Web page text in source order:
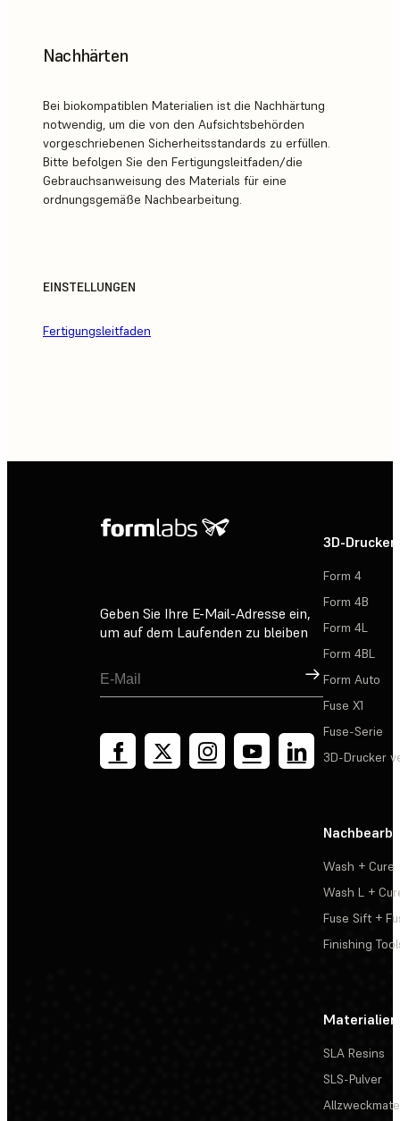
Nachhärten
Bei biokompatiblen Materialien ist die Nachhärtung
notwendig, um die von den Aufsichtsbehörden
vorgeschriebenen Sicherheitsstandards zu erfüllen.
Bitte befolgen Sie den Fertigungsleitfaden/die
Gebrauchsanweisung des Materials für eine
ordnungsgemäße Nachbearbeitung.
EINSTELLUNGEN
Fertigungsleitfaden
Geben Sie Ihre E-Mail-Adresse ein,
um auf dem Laufenden zu bleiben
Registrieren
3D-Drucker
Form 4
Form 4B
Form 4L
Form 4BL
Form Auto
Fuse X1
Fuse-Serie
3D-Drucker
Wash + Cure
Wash L +
Fuse Sift +
Finishing
Materialien
SLA Resins
SLS-Pulver